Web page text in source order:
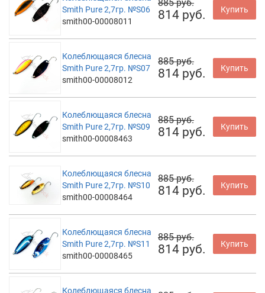
Smith Pure 2,7гр. №S06
smith00-00008011
885 руб.
814 руб. Купить
Колеблющаяся блесна
Smith Pure 2,7гр. №S07
smith00-00008012
885 руб.
814 руб. Купить
Колеблющаяся блесна
Smith Pure 2,7гр. №S09
smith00-00008463
885 руб.
814 руб. Купить
Колеблющаяся блесна
Smith Pure 2,7гр. №S10
smith00-00008464
885 руб.
814 руб. Купить
Колеблющаяся блесна
Smith Pure 2,7гр. №S11
smith00-00008465
885 руб.
814 руб. Купить
Колеблющаяся блесна